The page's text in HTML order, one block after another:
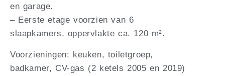
en garage.
– Eerste etage voorzien van 6
slaapkamers, oppervlakte ca. 120 m².
Voorzieningen: keuken, toiletgroep,
badkamer, CV-gas (2 ketels 2005 en 2019)